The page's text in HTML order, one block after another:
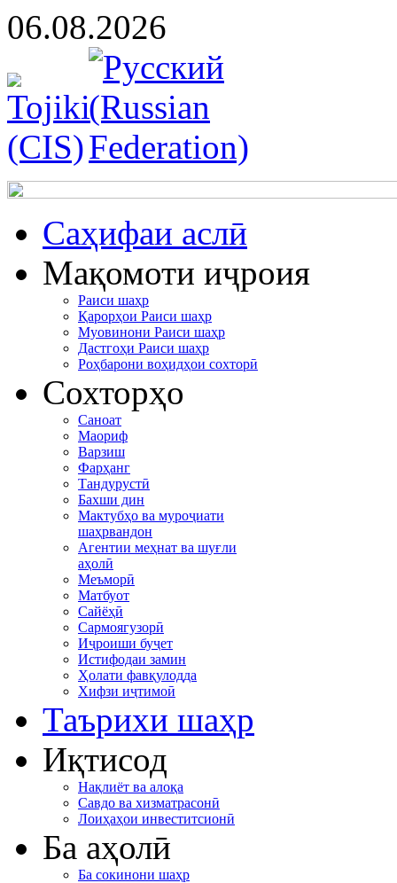
06.08.2026
Cаҳифаи аслӣ
Мақомоти иҷроия
Раиси шаҳр
Қарорҳои Раиси шаҳр
Муовинони Раиси шаҳр
Дастгоҳи Раиси шаҳр
Роҳбарони воҳидҳои сохторӣ
Сохторҳо
Саноат
Маориф
Варзиш
Фарҳанг
Тандурустӣ
Бахши дин
Мактубҳо ва муроҷиати
шаҳрвандон
Агентии меҳнат ва шуғли
аҳолӣ
Меъморӣ
Матбуот
Сайёҳӣ
Сармоягузорӣ
Иҷроиши буҷет
Истифодаи замин
Ҳолати фавқулодда
Хифзи иҷтимоӣ
Таърихи шаҳр
Иқтисод
Нақлиёт ва алоқа
Савдо ва хизматрасонӣ
Лоиҳаҳои инвеститсионӣ
Ба аҳолӣ
Ба сокинони шаҳр